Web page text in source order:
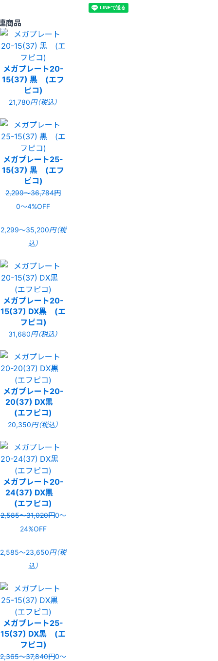
商品
メガプレート20-
15(37) 黒 (エフ
ピコ)
21,780円（税込）
メガプレート25-
15(37) 黒 (エフ
ピコ)
2,299〜36,784円
0〜4%OFF
2,299〜35,200円（税
込）
メガプレート20-
15(37) DX黒 (エ
フピコ)
31,680円（税込）
メガプレート20-
20(37) DX黒
(エフピコ)
20,350円（税込）
メガプレート20-
24(37) DX黒
(エフピコ)
2,585〜31,020円0〜
24%OFF
2,585〜23,650円（税
込）
メガプレート25-
15(37) DX黒 (エ
フピコ)
2,365〜37,840円0〜